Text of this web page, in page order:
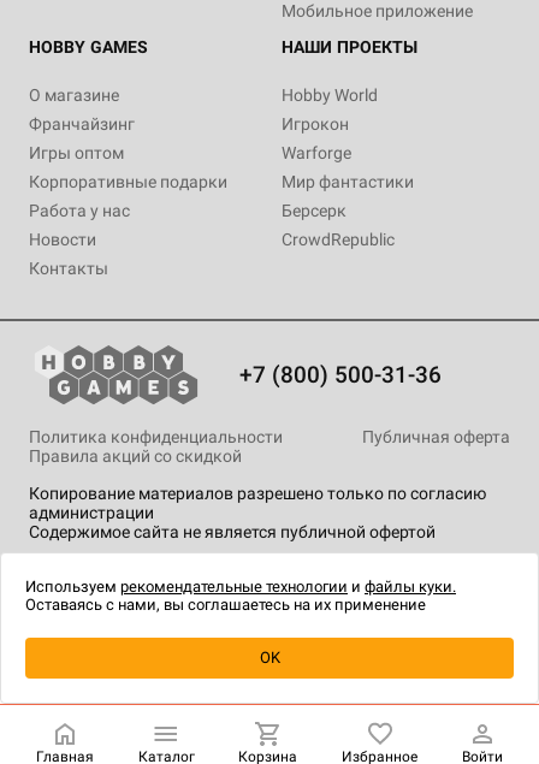
Уведомить о наличии
Мобильное приложение
HOBBY GAMES
О магазине
Франчайзинг
Игры оптом
Корпоративные подарки
Работа у нас
Новости
Контакты
НАШИ ПРОЕКТЫ
Hobby World
Игрокон
Warforge
Мир фантастики
Берсерк
CrowdRepublic
+7 (800) 500-31-36
Копирование материалов разрешено только по согласию
администрации
Содержимое сайта не является публичной офертой
Политика конфиденциальности
Публичная оферта
Правила акций со скидкой
технологии.
Главная Каталог Корзина Избранное Войти
Используем рекомендательные технологии и файлы куки.
Оставаясь с нами, вы соглашаетесь на их применение
OK